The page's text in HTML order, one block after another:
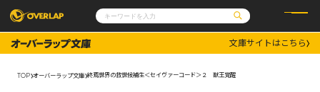
コミックガルド
コミッククリエ
文庫
ノベルス
文庫サイトはこちら
TOP オーバーラップ文庫 終焉世界の救世候補生＜セイヴァーコード＞２ 獣王覚醒